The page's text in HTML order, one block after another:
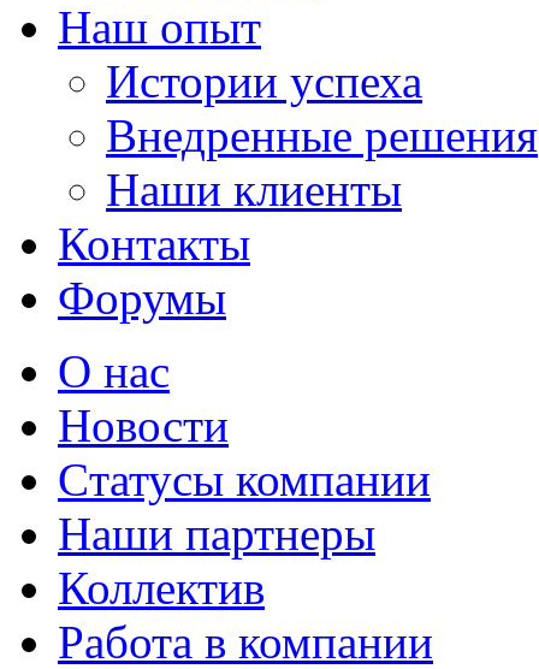
Наш опыт
Истории успеха
Внедренные решения
Наши клиенты
Контакты
Форумы
О нас
Новости
Cтатусы компании
Наши партнеры
Коллектив
Работа в компании